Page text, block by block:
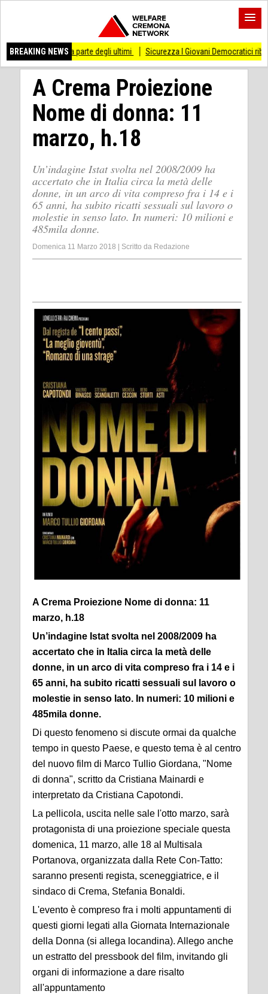
BREAKING NEWS
dalla parte degli ultimi Sicurezza I Giovani Democratici ribattono ai
A Crema Proiezione
Nome di donna: 11
marzo, h.18
Un’indagine Istat svolta nel 2008/2009 ha
accertato che in Italia circa la metà delle
donne, in un arco di vita compreso fra i 14 e i
65 anni, ha subito ricatti sessuali sul lavoro o
molestie in senso lato. In numeri: 10 milioni e
485mila donne.
Domenica 11 Marzo 2018 Scritto da Redazione
A Crema Proiezione Nome di donna: 11
marzo, h.18
Un’indagine Istat svolta nel 2008/2009 ha
accertato che in Italia circa la metà delle
donne, in un arco di vita compreso fra i 14 e i
65 anni, ha subito ricatti sessuali sul lavoro o
molestie in senso lato. In numeri: 10 milioni e
485mila donne.
Di questo fenomeno si discute ormai da qualche
tempo in questo Paese, e questo tema è al centro
del nuovo film di Marco Tullio Giordana, "Nome
di donna", scritto da Cristiana Mainardi e
interpretato da Cristiana Capotondi.
La pellicola, uscita nelle sale l'otto marzo, sarà
protagonista di una proiezione speciale questa
domenica, 11 marzo, alle 18 al Multisala
Portanova, organizzata dalla Rete Con-Tatto:
saranno presenti regista, sceneggiatrice, e il
sindaco di Crema, Stefania Bonaldi.
L'evento è compreso fra i molti appuntamenti di
questi giorni legati alla Giornata Internazionale
della Donna (si allega locandina). Allego anche
un estratto del pressbook del film, invitando gli
organi di informazione a dare risalto
all'appuntamento